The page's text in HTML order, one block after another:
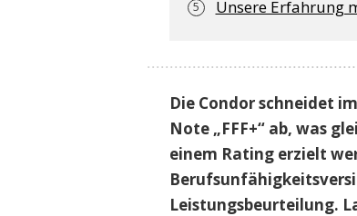
Unsere Erfahrung
Die Condor schneidet
Note „FFF+“ ab, was
einem Rating erzielt
Leistungsbeurteilung.